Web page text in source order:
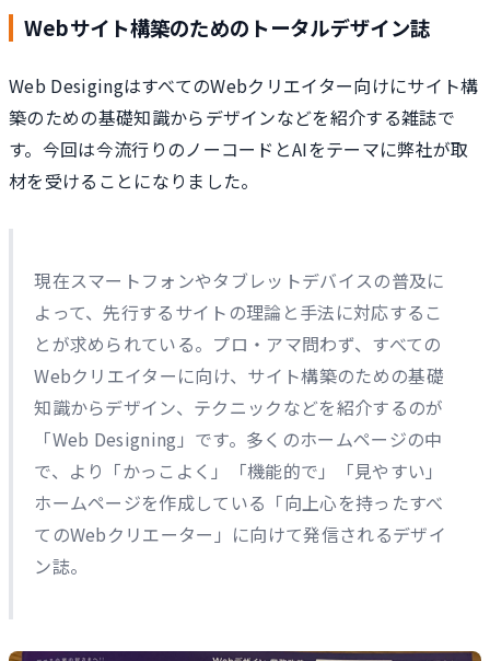
Webサイト構築のためのトータルデザイン誌
Web DesigingはすべてのWebクリエイター向けにサイト構
築のための基礎知識からデザインなどを紹介する雑誌で
す。今回は今流行りのノーコードとAIをテーマに弊社が取
材を受けることになりました。
現在スマートフォンやタブレットデバイスの普及に
よって、先行するサイトの理論と手法に対応するこ
とが求められている。プロ・アマ問わず、すべての
Webクリエイターに向け、サイト構築のための基礎
知識からデザイン、テクニックなどを紹介するのが
「Web Designing」です。多くのホームページの中
で、より「かっこよく」「機能的で」「見やすい」
ホームページを作成している「向上心を持ったすべ
てのWebクリエーター」に向けて発信されるデザイ
ン誌。